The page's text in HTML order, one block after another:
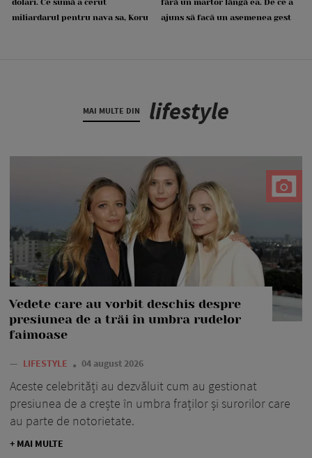
miliardarul pentru nava sa, Koru
ajuns să facă un asemenea gest
MAI MULTE DIN lifestyle
Vedete care au vorbit deschis despre
presiunea de a trăi în umbra rudelor
faimoase
— LIFESTYLE 04 august 2026
Aceste celebrități au dezvăluit cum au gestionat
presiunea de a crește în umbra fraților și surorilor care
au parte de notorietate.
+ MAI MULTE